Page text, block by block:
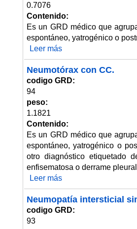
0.7076
Contenido:
Es un GRD médico que
espontáneo, yatrogénico o
Leer más
Neumotórax con CC.
codigo GRD:
94
peso:
1.1821
Contenido:
Es un GRD médico que
espontáneo, yatrogénico o
otro diagnóstico etiquetado
enfisematosa o derrame
Leer más
Neumopatía intersticial
codigo GRD:
93